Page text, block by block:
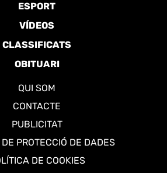
ESPORT
VÍDEOS
CLASSIFICATS
OBITUARI
QUI SOM
CONTACTE
PUBLICITAT
PROTECCIÓ DE DADES
DE COOKIES